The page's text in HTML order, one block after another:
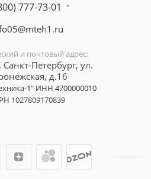
777-73-01
и почтовый адрес:
Санкт-Петербург, ул.
д.16
1" ИНН 4700000010
1027809170839